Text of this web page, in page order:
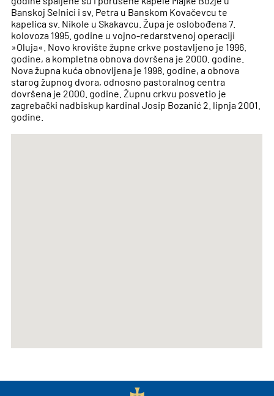
Banskoj Selnici i sv. Petra u Banskom Kovačevcu te
kapelica sv. Nikole u Skakavcu. Župa je oslobođena 7.
kolovoza 1995. godine u vojno-redarstvenoj operaciji
»Oluja«. Novo krovište župne crkve postavljeno je 1996.
godine, a kompletna obnova dovršena je 2000. godine.
Nova župna kuća obnovljena je 1998. godine, a obnova
starog župnog dvora, odnosno pastoralnog centra
dovršena je 2000. godine. Župnu crkvu posvetio je
zagrebački nadbiskup kardinal Josip Bozanić 2. lipnja 2001.
godine.